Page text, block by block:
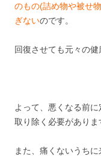
のもの(詰め物や被せ
ぎないのです。
回復させても元々の健
よって、悪くなる前
取り除く必要がありま
また、痛くないうち